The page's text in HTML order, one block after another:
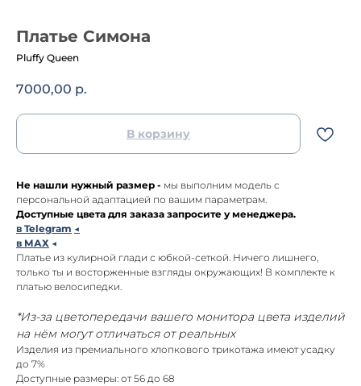
Платье Симона
Pluffy Queen
7000,00 р.
В корзину
Не нашли нужный размер - мы выполним модель с
персональной адаптацией по вашим параметрам.
Доступные цвета для заказа запросите у менеджера.
в Telegram ◀
в МАХ ◀
Платье из кулирной глади с юбкой-сеткой. Ничего лишнего,
только ты и восторженные взгляды окружающих! В комплекте к
платью велосипедки.
*Из-за цветопередачи вашего монитора цвета изделий
на нём могут отличаться от реальных
Изделия из премиального хлопкового трикотажа имеют усадку
до 7%
Доступные размеры: от 56 до 68